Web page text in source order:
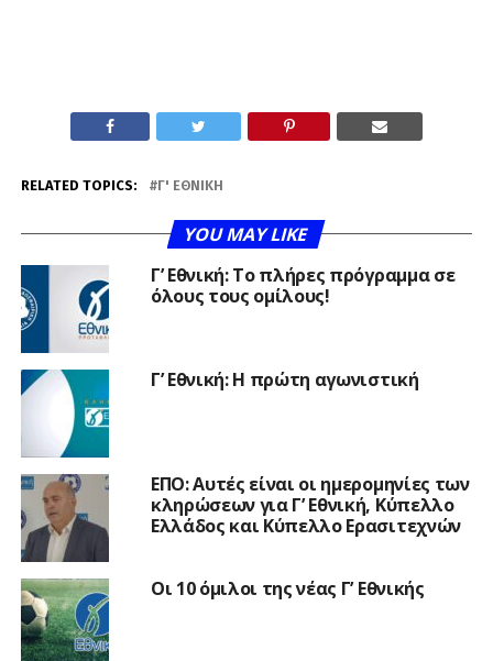
RELATED TOPICS: Γ' ΕΘΝΙΚΉ
YOU MAY LIKE
Γ’ Εθνική: Το πλήρες πρόγραμμα σε
όλους τους ομίλους!
Γ’ Εθνική: Η πρώτη αγωνιστική
ΕΠΟ: Αυτές είναι οι ημερομηνίες των
κληρώσεων για Γ’ Εθνική, Κύπελλο
Ελλάδος και Κύπελλο Ερασιτεχνών
Οι 10 όμιλοι της νέας Γ’ Εθνικής